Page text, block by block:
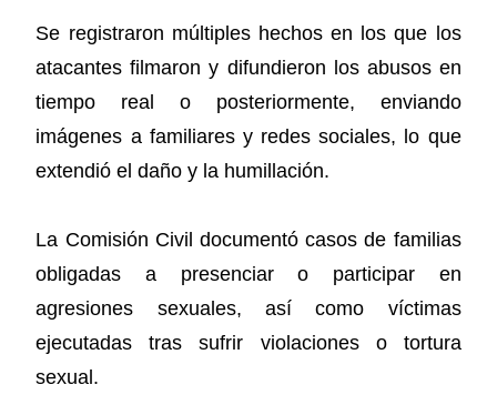
Se registraron múltiples hechos en los que los
atacantes filmaron y difundieron los abusos en
tiempo real o posteriormente, enviando
imágenes a familiares y redes sociales, lo que
extendió el daño y la humillación.
La Comisión Civil documentó casos de familias
obligadas a presenciar o participar en
agresiones sexuales, así como víctimas
ejecutadas tras sufrir violaciones o tortura
sexual.